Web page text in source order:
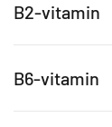
B2-vitamin
B6-vitamin